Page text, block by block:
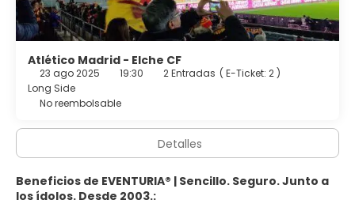
Atlético Madrid - Elche CF
23 ago 2025 19:30 2 Entradas ( E-Ticket: 2 )
Long Side
No reembolsable
Detalles
Beneficios de EVENTURIA® | Sencillo. Seguro. Junto a
los ídolos. Desde 2003.: